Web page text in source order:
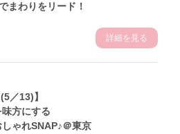
まわりをリード！
詳細を見る
／13)】
方にする
ゃれSNAP♪＠東京